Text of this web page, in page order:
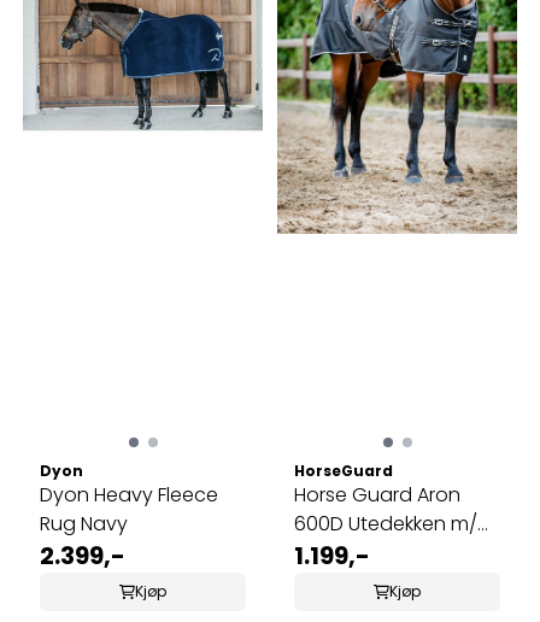
Dyon
Dyon Heavy Fleece
Rug Navy
2.399,-
Kjøp
HorseGuard
Horse Guard Aron
600D Utedekken m/
Teddyfleece ...
1.199,-
Kjøp